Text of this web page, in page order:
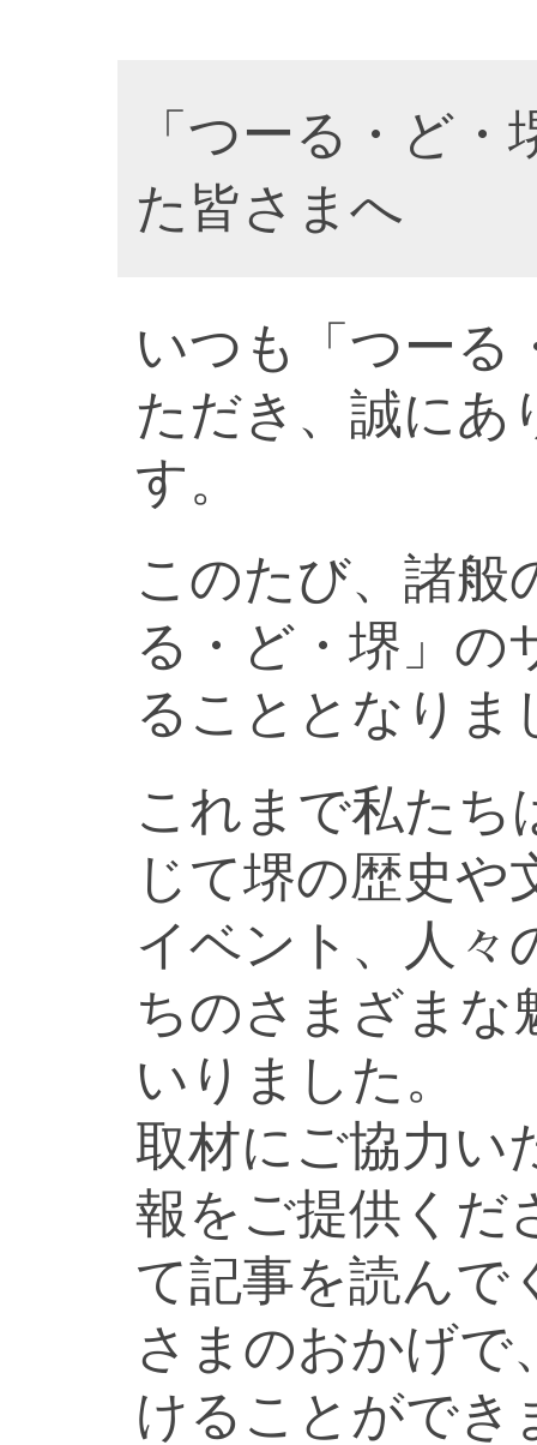
「つーる・ど
た皆さまへ
いつも「つーる
ただき、誠にあ
す。
このたび、諸般
る・ど・堺」の
ることとなりま
これまで私たち
じて堺の歴史や
イベント、人々
ちのさまざまな
いりました。
取材にご協力い
報をご提供くだ
て記事を読んで
さまのおかげで
けることができ